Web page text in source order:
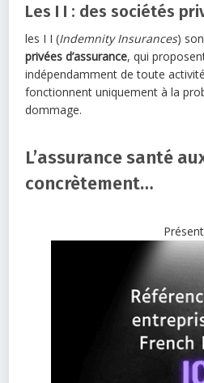
Les I I : des sociétés
les I I (Indemnity Insurances)
privées d’assurance, qui
indépendamment de toute
fonctionnent uniquement à la
dommage.
L’assurance santé
concrètement…